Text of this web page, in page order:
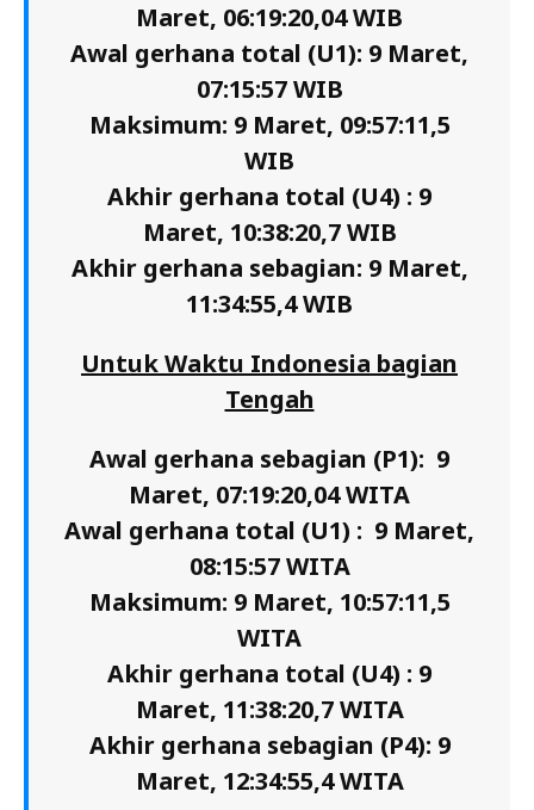
Maret, 06:19:20,04 WIB
Awal gerhana total (U1): 9 Maret,
07:15:57 WIB
Maksimum: 9 Maret, 09:57:11,5
WIB
Akhir gerhana total (U4) : 9
Maret, 10:38:20,7 WIB
Akhir gerhana sebagian: 9 Maret,
11:34:55,4 WIB
Untuk Waktu Indonesia bagian
Tengah
Awal gerhana sebagian (P1): 9
Maret, 07:19:20,04 WITA
Awal gerhana total (U1) : 9 Maret,
08:15:57 WITA
Maksimum: 9 Maret, 10:57:11,5
WITA
Akhir gerhana total (U4) : 9
Maret, 11:38:20,7 WITA
Akhir gerhana sebagian (P4): 9
Maret, 12:34:55,4 WITA